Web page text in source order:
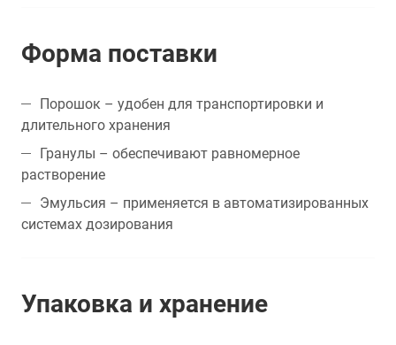
Форма поставки
Порошок – удобен для транспортировки и
длительного хранения
Гранулы – обеспечивают равномерное
растворение
Эмульсия – применяется в автоматизированных
системах дозирования
Упаковка и хранение